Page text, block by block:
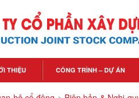
THIỆU CÔNG TRÌNH – DỰ ÁN